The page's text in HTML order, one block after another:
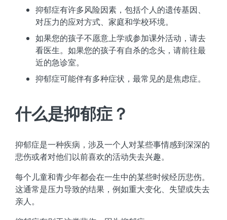
抑郁症有许多风险因素，包括个人的遗传基因、
对压力的应对方式、家庭和学校环境。
如果您的孩子不愿意上学或参加课外活动，请去
看医生。如果您的孩子有自杀的念头，请前往最
近的急诊室。
抑郁症可能伴有多种症状，最常见的是焦虑症。
什么是抑郁症？
抑郁症是一种疾病，涉及一个人对某些事情感到深深的
悲伤或者对他们以前喜欢的活动失去兴趣。
每个儿童和青少年都会在一生中的某些时候经历悲伤。
这通常是压力导致的结果，例如重大变化、失望或失去
亲人。